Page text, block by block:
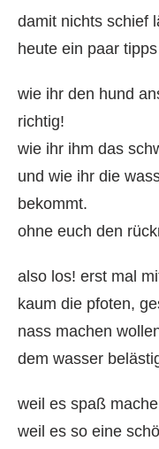
damit nichts schief
heute ein paar
wie ihr den hund
richtig!
wie ihr ihm das
und wie ihr die
bekommt.
ohne euch den
also los! erst mal
kaum die pfoten,
nass machen
dem wasser
weil es spaß
weil es so eine